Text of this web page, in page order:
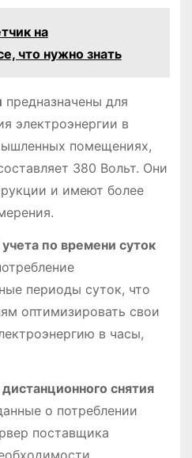
на
что нужно знать
предназначены для
электроэнергии в
помещениях,
380 Вольт. Они
и имеют более
по времени суток
периоды суток, что
оптимизировать свои
в часы,
снятия
о потреблении
поставщика